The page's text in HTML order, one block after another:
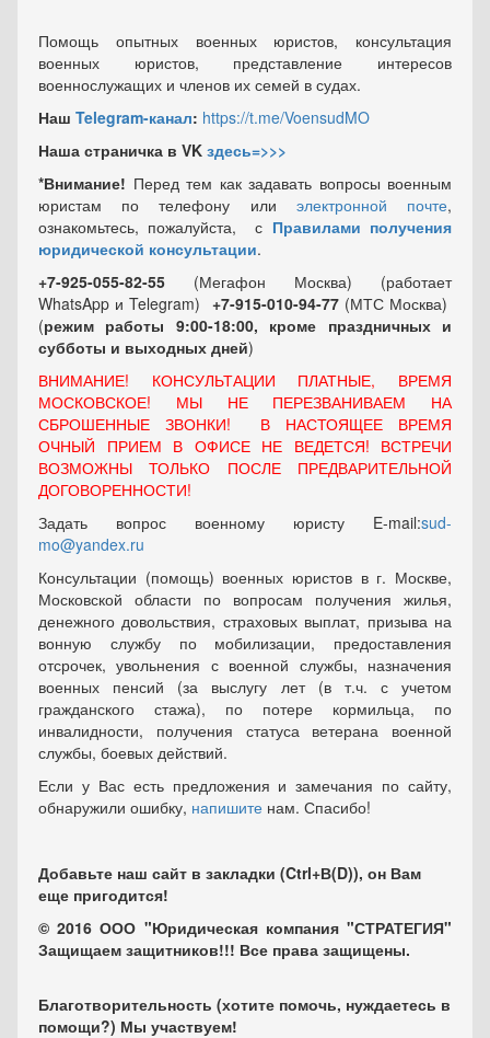
Помощь опытных военных юристов, консультация
военных юристов, представление интересов
военнослужащих и членов их семей в судах.
Наш Telegram-канал: https://t.me/VoensudMO
Наша страничка в VK здесь=>>>
*Внимание! Перед тем как задавать вопросы военным
юристам по телефону или электронной почте,
ознакомьтесь, пожалуйста, с Правилами получения
юридической консультации.
+7-925-055-82-55 (Мегафон Москва) (работает
WhatsApp и Telegram) +7-915-010-94-77 (МТС Москва)
(режим работы 9:00-18:00, кроме праздничных и
субботы и выходных дней)
ВНИМАНИЕ! КОНСУЛЬТАЦИИ ПЛАТНЫЕ, ВРЕМЯ
МОСКОВСКОЕ! МЫ НЕ ПЕРЕЗВАНИВАЕМ НА
СБРОШЕННЫЕ ЗВОНКИ! В НАСТОЯЩЕЕ ВРЕМЯ
ОЧНЫЙ ПРИЕМ В ОФИСЕ НЕ ВЕДЕТСЯ! ВСТРЕЧИ
ВОЗМОЖНЫ ТОЛЬКО ПОСЛЕ ПРЕДВАРИТЕЛЬНОЙ
ДОГОВОРЕННОСТИ!
Задать вопрос военному юристу E-mail:sud-
mo@yandex.ru
Консультации (помощь) военных юристов в г. Москве,
Московской области по вопросам получения жилья,
денежного довольствия, страховых выплат, призыва на
вонную службу по мобилизации, предоставления
отсрочек, увольнения с военной службы, назначения
военных пенсий (за выслугу лет (в т.ч. с учетом
гражданского стажа), по потере кормильца, по
инвалидности, получения статуса ветерана военной
службы, боевых действий.
Если у Вас есть предложения и замечания по сайту,
обнаружили ошибку, напишите нам. Спасибо!
Добавьте наш сайт в закладки (Ctrl+В(D)), он Вам
еще пригодится!
© 2016 ООО "Юридическая компания "СТРАТЕГИЯ"
Защищаем защитников!!! Все права защищены.
Благотворительность (хотите помочь, нуждаетесь в
помощи?) Мы участвуем!